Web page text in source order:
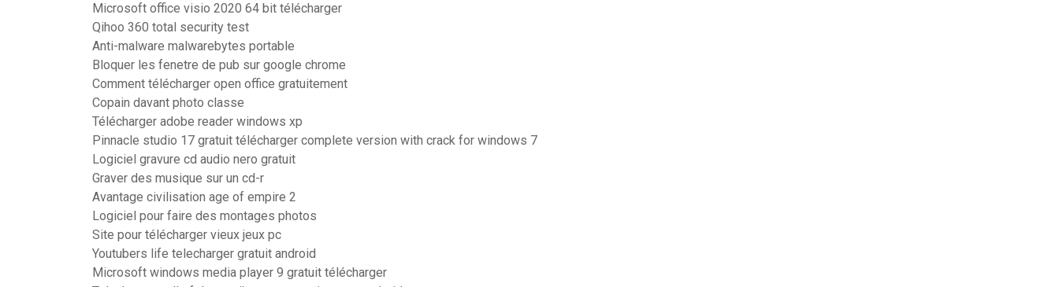
Microsoft office visio 2020 64 bit télécharger
Qihoo 360 total security test
Anti-malware malwarebytes portable
Bloquer les fenetre de pub sur google chrome
Comment télécharger open office gratuitement
Copain davant photo classe
Télécharger adobe reader windows xp
Pinnacle studio 17 gratuit télécharger complete version with crack for windows 7
Logiciel gravure cd audio nero gratuit
Graver des musique sur un cd-r
Avantage civilisation age of empire 2
Logiciel pour faire des montages photos
Site pour télécharger vieux jeux pc
Youtubers life telecharger gratuit android
Microsoft windows media player 9 gratuit télécharger